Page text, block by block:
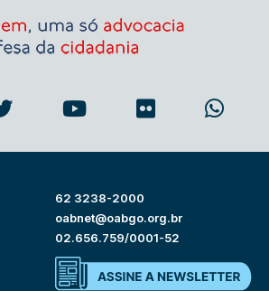
62 3238-2000
oabnet@oabgo.org.br
02.656.759/0001-52